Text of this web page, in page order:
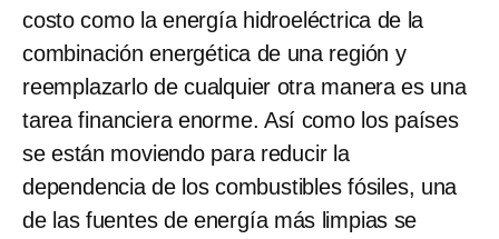
costo como la energía hidroeléctrica de la
combinación energética de una región y
reemplazarlo de cualquier otra manera es una
tarea financiera enorme. Así como los países
se están moviendo para reducir la
dependencia de los combustibles fósiles, una
de las fuentes de energía más limpias se